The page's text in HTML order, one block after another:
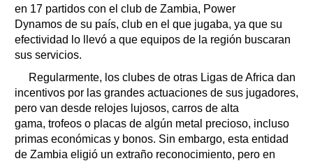
en 17 partidos con el club de Zambia, Power
Dynamos de su país, club en el que jugaba, ya que su
efectividad lo llevó a que equipos de la región buscaran
sus servicios.
Regularmente, los clubes de otras Ligas de Africa dan
incentivos por las grandes actuaciones de sus jugadores,
pero van desde relojes lujosos, carros de alta
gama, trofeos o placas de algún metal precioso, incluso
primas económicas y bonos. Sin embargo, esta entidad
de Zambia eligió un extraño reconocimiento, pero en